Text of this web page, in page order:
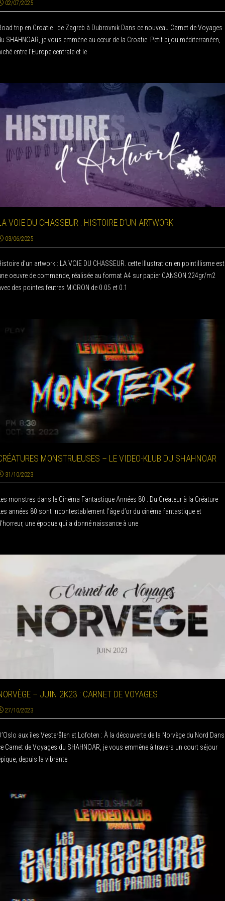
02/07/2025
trip en Croatie : de Zagreb à Dubrovnik Dans ce nouveau Carnet de Voyages
SHAHNOAR, je vous emmène au cœur de la Croatie. Petit bijou méditerranéen,
entre l’Europe centrale et le
VOIE DU CHASSEUR : HISTOIRE D’UN ARTWORK
03/06/2025
d’un artwork : LA VOIE DU CHASSEUR. cette Illustration en pointillisme est
oeuvre de commande, réalisée au format A4 sur papier CANSON 224gr/m2
des pointes feutres MICRON de 0.05 et 0.1
MONSTRUEUSES – LE VIDEO-KLUB DU SHAHNOAR
31/10/2023
monstres dans le Cinéma Fantastique Années 80 : Du Créateur à la Créature
années 80 sont incontestablement l’âge d’or du cinéma fantastique et
une époque qui a donné naissance à une
– JUIN 2K23 : CARNET DE VOYAGES
27/10/2023
aux îles Vesterålen et Lofoten : À la découverte de la Norvège du Nord Dans
Carnet de Voyages du SHAHNOAR, je vous emmène à travers un court séjour
depuis la vibrante